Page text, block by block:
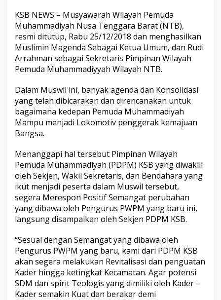
KSB NEWS – Musyawarah Wilayah Pemuda
Muhammadiyah Nusa Tenggara Barat (NTB),
resmi ditutup, Rabu 25/12/2018 dan menghasilkan
Muslimin Magenda Sebagai Ketua Umum, dan Rudi
Arrahman sebagai Sekretaris Pimpinan Wilayah
Pemuda Muhammadiyyah Wilayah NTB.
Dalam Muswil ini, banyak agenda dan Konsolidasi
yang telah dibicarakan dan direncanakan untuk
bagaimana kedepan Pemuda Muhammadiyah
Mampu menjadi Lokomotiv penggerak kemajuan
Bangsa.
Menanggapi hal tersebut Pimpinan Wilayah
Pemuda Muhammadiyah (PDPM) KSB yang diwakili
oleh Sekjen, Wakil Sekretaris, dan Bendahara yang
ikut menjadi peserta dalam Muswil tersebut,
segera Merespon Positif Semangat perubahan
yang dibawa oleh Pengurus PWPM yang baru ini,
langsung disampaikan oleh Sekjen PDPM KSB.
“Sesuai dengan Semangat yang dibawa oleh
Pengurus PWPM yang baru, kami dari PDPM KSB
akan segera melakukan Revitalisasi dan penguatan
Kader hingga ketingkat Kecamatan. Agar potensi
SDM dan spirit Teologis yang dimiliki oleh Kader –
Kader semakin Kuat dan berakar demi